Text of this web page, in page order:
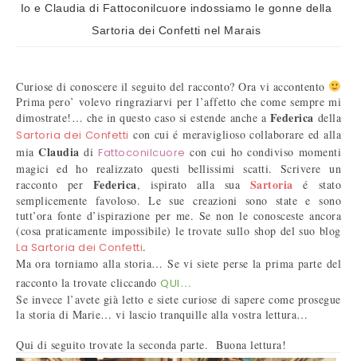
Io e Claudia di Fattoconilcuore indossiamo le gonne della
Sartoria dei Confetti nel Marais
Curiose di conoscere il seguito del racconto? Ora vi accontento
Prima pero’ volevo ringraziarvi per l’affetto che come sempre mi
dimostrate!… che in questo caso si estende anche a Federica della
Sartoria dei Confetti con cui é meraviglioso collaborare ed alla
miaClaudia diFattoconilcuore con cui ho condiviso momenti
magici ed ho realizzato questi bellissimi scatti. Scrivere un
racconto per Federica, ispirato alla sua Sartoria é stato
semplicemente favoloso. Le sue creazioni sono state e sono
tutt’ora fonte d’ispirazione per me. Se non le conosceste ancora
(cosa praticamente impossibile) le trovate sullo shop del suo blog
La Sartoria dei Confetti.
Ma ora torniamo alla storia… Se vi siete perse la prima parte del
racconto la trovate cliccando QUI …
Se invece l’avete già letto e siete curiose di sapere come prosegue
la storia di Marie… vi lascio tranquille alla vostra lettura…
Qui di seguito trovate la seconda parte. Buona lettura!